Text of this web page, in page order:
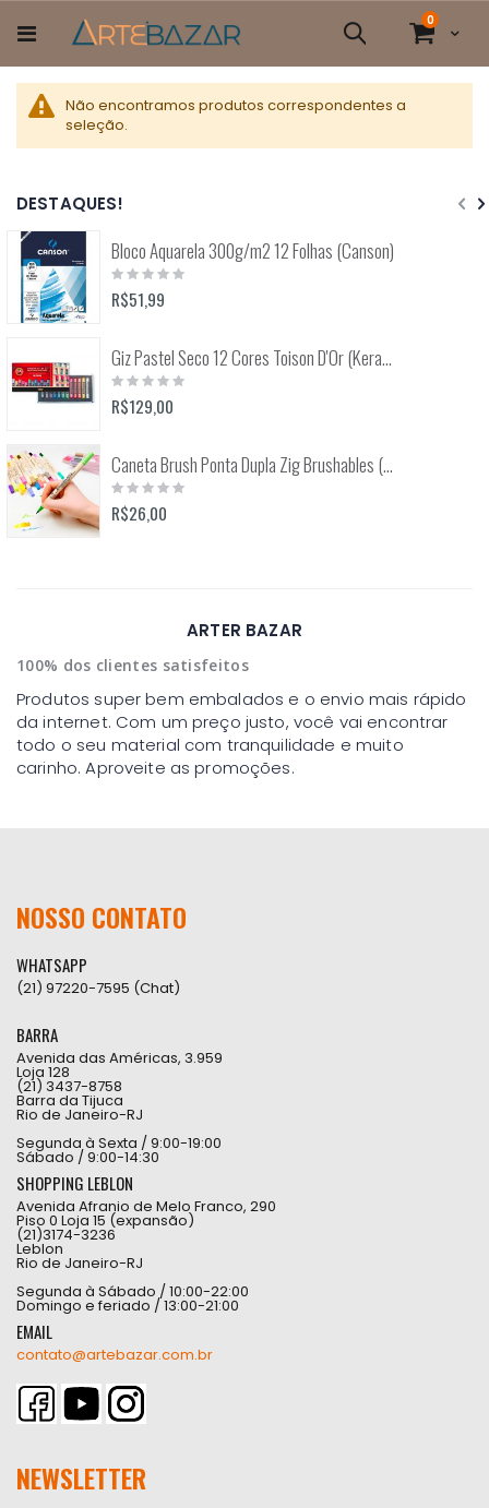
para
o
conteúdo
Cart
0itens
Pesquisa
Não encontramos produtos correspondentes a
seleção.
DESTAQUES!
Bloco Aquarela 300g/m2 12 Folhas (Canson)
Rating:
0%
R$51,99
Giz Pastel Seco 12 Cores Toison D'Or (Keramik) 8512
Rating:
0%
R$129,00
Caneta Brush Ponta Dupla Zig Brushables (Kuretake)
Rating:
0%
R$26,00
ARTER BAZAR
100% dos clientes satisfeitos
Produtos super bem embalados e o envio mais rápido
da internet. Com um preço justo, você vai encontrar
todo o seu material com tranquilidade e muito
carinho. Aproveite as promoções.
NOSSO CONTATO
WHATSAPP
(21) 97220-7595 (Chat)
BARRA
Avenida das Américas, 3.959
Loja 128
(21) 3437-8758
Barra da Tijuca
Rio de Janeiro-RJ
Segunda à Sexta / 9:00-19:00
Sábado / 9:00-14:30
SHOPPING LEBLON
Avenida Afranio de Melo Franco, 290
Piso 0 Loja 15 (expansão)
(21)3174-3236
Leblon
Rio de Janeiro-RJ
Segunda à Sábado / 10:00-22:00
Domingo e feriado / 13:00-21:00
EMAIL
contato@artebazar.com.br
NEWSLETTER